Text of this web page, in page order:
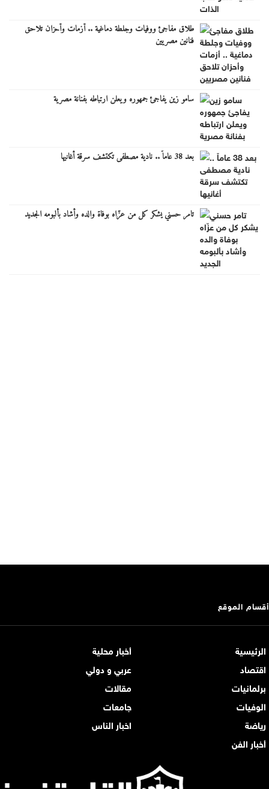
طلاق مفاجئ ووفيات وجلطة دماغية .. أزمات وأحزان تلاحق
فنانين مصريين
سامو زين يفاجئ جمهوره ويعلن ارتباطه بفنانة مصرية
بعد 38 عاماً .. نادية مصطفى تكتشف سرقة أغانيها
تامر حسني يشكر كل من عزّاه بوفاة والده وأشاد بألبومه الجديد
أقسام الموقع
الرئيسية
أخبار محلية
اقتصاد
عربي و دولي
برلمانيات
مقالات
الوفيات
جامعات
رياضة
اخبار الناس
أخبار الفن